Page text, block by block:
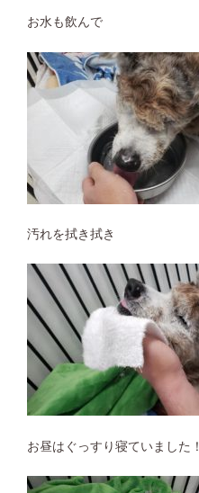
お水も飲んで
汚れを拭き拭き
お昼はぐっすり寝ていました！